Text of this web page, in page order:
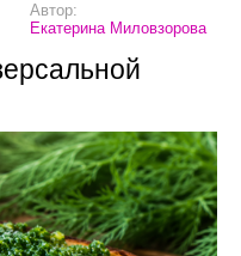
Автор:
Екатерина Миловзорова